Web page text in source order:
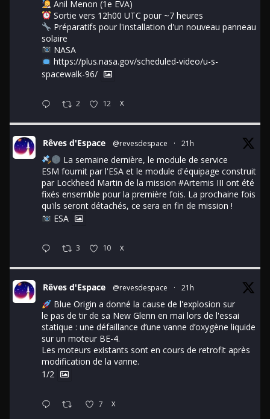
Anil Menon (1e EVA)
Sortie vers 12h00 UTC pour ~7 heures
Préparatifs pour l'installation d'un nouveau panneau
solaire
NASA
https://plus.nasa.gov/scheduled-video/u-s-
spacewalk-96/
2 12 X
Rêves d'Espace @revesdespace · 21h
La semaine dernière, le module de service
ESM fournit par l'ESA et le module d'équipage construit
par Lockheed Martin de la mission #Artemis III ont été
fixés ensemble pour la première fois. La prochaine fois
qu'ils seront détachés, ce sera en fin de mission !
ESA
3 10 X
Rêves d'Espace @revesdespace · 21h
Blue Origin a donné la cause de l'explosion sur
le pas de tir de sa New Glenn en mai lors de l'essai
statique : une défaillance d’une vanne d’oxygène liquide
sur un moteur BE-4.
Les moteurs existants sont en cours de retrofit après
modification de la vanne.
1/2
7 X